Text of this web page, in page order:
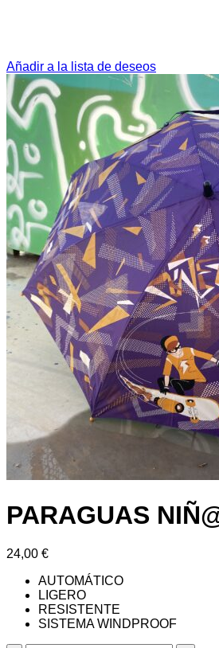
Añadir a la lista de deseos
PARAGUAS
24,00 €
AUTOMÁTICO
LIGERO
RESISTENTE
SISTEMA WINDPROOF